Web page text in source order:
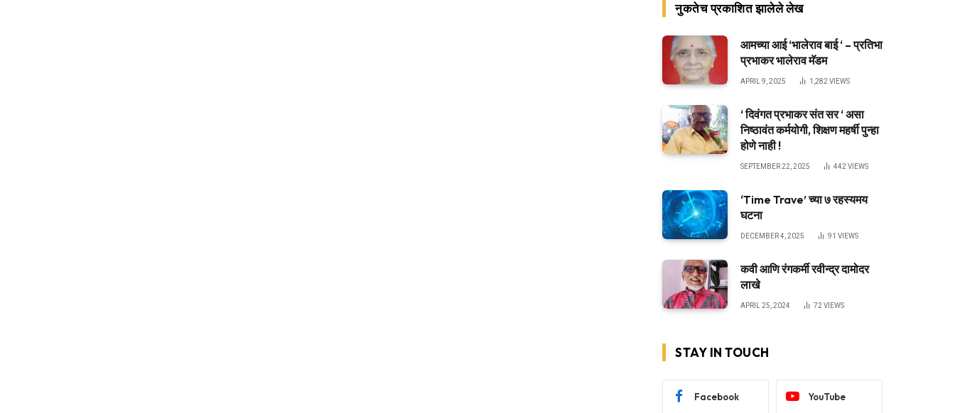
नुकतेच प्रकाशित झालेले लेख
आमच्या आई ‘भालेराव बाई ‘ – प्रतिभा
प्रभाकर भालेराव मॅडम
APRIL 9, 2025 1,282 VIEWS
‘ दिवंगत प्रभाकर संत सर ‘ असा
निष्ठावंत कर्मयोगी, शिक्षण महर्षी पुन्हा
होणे नाही !
SEPTEMBER 22, 2025 442 VIEWS
‘Time Trave’ च्या ७ रहस्यमय
घटना
DECEMBER 4, 2025 91 VIEWS
कवी आणि रंगकर्मी रवीन्द्र दामोदर
लाखे
APRIL 25, 2024 72 VIEWS
STAY IN TOUCH
Facebook YouTube